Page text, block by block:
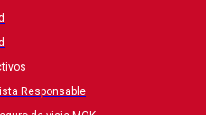
Responsable